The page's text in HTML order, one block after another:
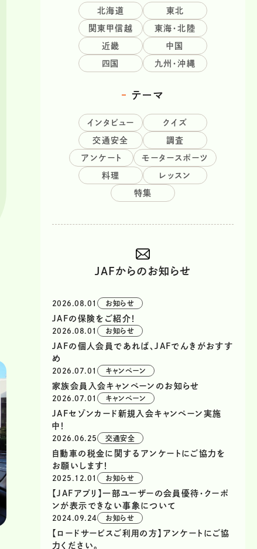
北海道 東北
関東甲信越 東海・北陸
近畿 中国
四国 九州・沖縄
テーマ
インタビュー クイズ
交通安全 調査
アンケート モータースポーツ
料理 レッスン
特集
JAFからのお知らせ
2026.08.01 お知らせ
JAFの保険をご紹介！
2026.08.01 お知らせ
JAFの個人会員であれば、JAFでんきがおすす
め
2026.07.01 キャンペーン
家族会員入会キャンペーンのお知らせ
2026.07.01 キャンペーン
JAFセゾンカード新規入会キャンペーン実施
中！
2026.06.25 交通安全
自動車の税金に関するアンケートにご協力を
お願いします！
2025.12.01 お知らせ
【JAFアプリ】一部ユーザーの会員優待・クーポ
ンが表示できない事象について
2024.09.24 お知らせ
【ロードサービスご利用の方】アンケートにご協
力ください。